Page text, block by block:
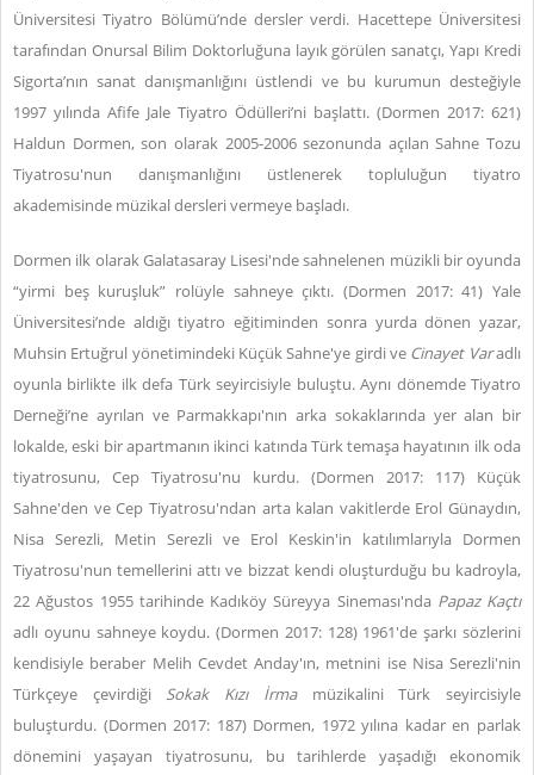
Üniversitesi Tiyatro Bölümü’nde dersler verdi. Hacettepe Üniversitesi
tarafından Onursal Bilim Doktorluğuna layık görülen sanatçı, Yapı Kredi
Sigorta’nın sanat danışmanlığını üstlendi ve bu kurumun desteğiyle
1997 yılında Afife Jale Tiyatro Ödülleri’ni başlattı. (Dormen 2017: 621)
Haldun Dormen, son olarak 2005-2006 sezonunda açılan Sahne Tozu
Tiyatrosu'nun danışmanlığını üstlenerek topluluğun tiyatro
akademisinde müzikal dersleri vermeye başladı.
Dormen ilk olarak Galatasaray Lisesi'nde sahnelenen müzikli bir oyunda
“yirmi beş kuruşluk” rolüyle sahneye çıktı. (Dormen 2017: 41) Yale
Üniversitesi’nde aldığı tiyatro eğitiminden sonra yurda dönen yazar,
Muhsin Ertuğrul yönetimindeki Küçük Sahne'ye girdi ve Cinayet Varadlı
oyunla birlikte ilk defa Türk seyircisiyle buluştu. Aynı dönemde Tiyatro
Derneği’ne ayrılan ve Parmakkapı'nın arka sokaklarında yer alan bir
lokalde, eski bir apartmanın ikinci katında Türk temaşa hayatının ilk oda
tiyatrosunu, Cep Tiyatrosu'nu kurdu. (Dormen 2017: 117) Küçük
Sahne'den ve Cep Tiyatrosu'ndan arta kalan vakitlerde Erol Günaydın,
Nisa Serezli, Metin Serezli ve Erol Keskin'in katılımlarıyla Dormen
Tiyatrosu'nun temellerini attı ve bizzat kendi oluşturduğu bu kadroyla,
22 Ağustos 1955 tarihinde Kadıköy Süreyya Sineması'nda Papaz Kaçtı
adlı oyunu sahneye koydu. (Dormen 2017: 128) 1961'de şarkı sözlerini
kendisiyle beraber Melih Cevdet Anday'ın, metnini ise Nisa Serezli'nin
Türkçeye çevirdiği Sokak Kızı İrmamüzikalini Türk seyircisiyle
buluşturdu. (Dormen 2017: 187) Dormen, 1972 yılına kadar en parlak
dönemini yaşayan tiyatrosunu, bu tarihlerde yaşadığı ekonomik